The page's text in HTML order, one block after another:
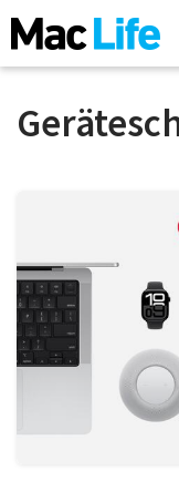
Mac
iPad
Tests